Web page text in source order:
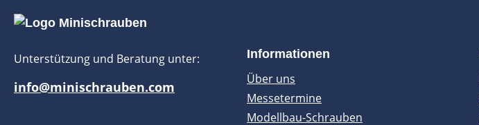
Unterstützung und Beratung unter:
info@minischrauben.com
Informationen
Über uns
Messetermine
Modellbau-Schrauben